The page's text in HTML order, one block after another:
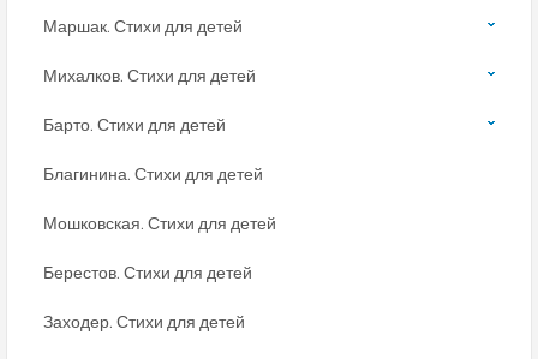
Маршак. Стихи для детей
Михалков. Стихи для детей
Барто. Стихи для детей
Благинина. Стихи для детей
Мошковская. Стихи для детей
Берестов. Стихи для детей
Заходер. Стихи для детей